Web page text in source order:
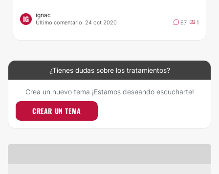
IG ignac
Último comentario: 24 oct 2020 67 1
¿Tienes dudas sobre los tratamientos?
Crea un nuevo tema ¡Estamos deseando escucharte!
CREAR UN TEMA